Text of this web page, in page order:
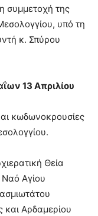
συμμετοχή της
υπό τη
κ. Σπύρου
13 Απριλίου
κωδωνοκρουσίες
Θεία
Ναό Αγίου
και Αρδαμερίου